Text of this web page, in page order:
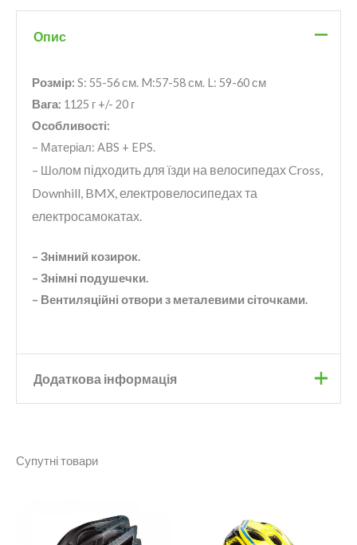
Опис
Розмір: S: 55-56 см. M:57-58 см. L: 59-60 см
Вага: 1125 г +/- 20 г
Особливості:
– Матеріал: ABS + EPS.
– Шолом підходить для їзди на велосипедах Cross,
Downhill, BMX, електровелосипедахта
електросамокатах.
– Знімний козирок.
– Знімні подушечки.
– Вентиляційні отвори з металевими сіточками.
Додаткова інформація
Колір
Супутні товари